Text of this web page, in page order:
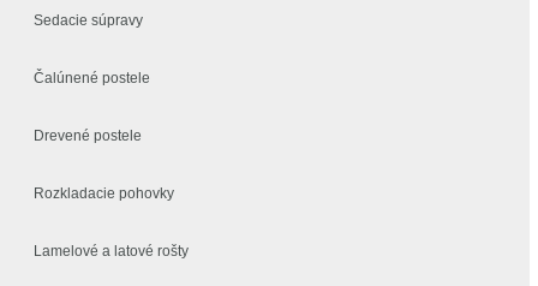
Sedacie súpravy
Čalúnené postele
Drevené postele
Rozkladacie pohovky
Lamelové a latové rošty